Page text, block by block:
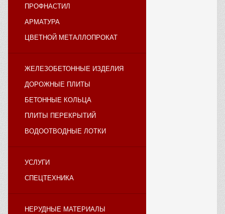
ПРОФНАСТИЛ
АРМАТУРА
ЦВЕТНОЙ МЕТАЛЛОПРОКАТ
ЖЕЛЕЗОБЕТОННЫЕ ИЗДЕЛИЯ
ДОРОЖНЫЕ ПЛИТЫ
БЕТОННЫЕ КОЛЬЦА
ПЛИТЫ ПЕРЕКРЫТИЙ
ВОДООТВОДНЫЕ ЛОТКИ
УСЛУГИ
СПЕЦТЕХНИКА
НЕРУДНЫЕ МАТЕРИАЛЫ